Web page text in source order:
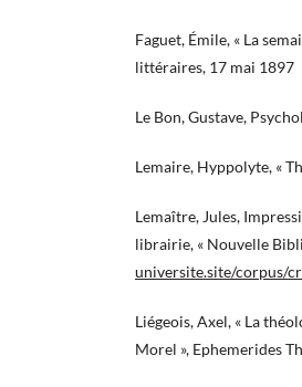
Faguet, Émile, « La
littéraires, 17 mai 1897
Le Bon, Gustave,
Lemaire, Hyppolyte, «
Lemaître, Jules,
librairie, « Nouvelle
universite.site/corpus/
Liégeois, Axel, « La
Morel », Ephemerides